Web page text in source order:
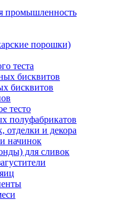
промышленность
порошки)
теста
бисквитов
бисквитов
тесто
полуфабрикатов
отделки и декора
начинок
для сливок